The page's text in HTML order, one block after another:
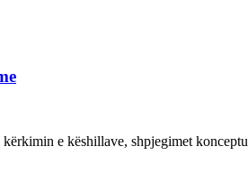
kërkimin e këshillave, shpjegimet